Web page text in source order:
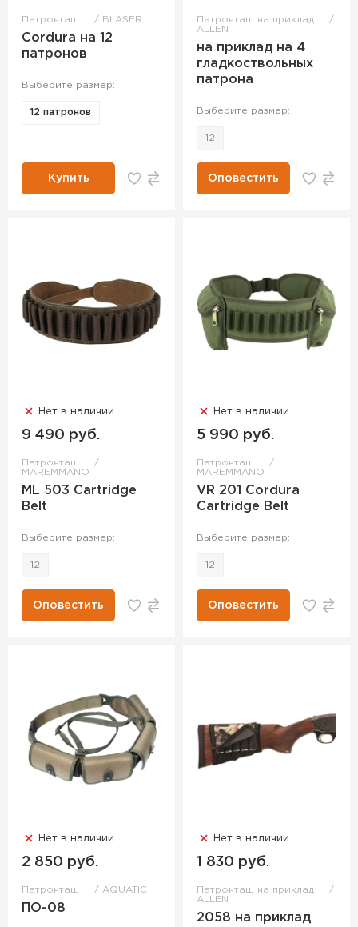
Патронташ BLASER
Cordura на 12
патронов
Выберите размер:
12 патронов
Купить
Патронташ на приклад
ALLEN
на приклад на 4
гладкоствольных
патрона
Выберите размер:
12
Оповестить
Нет в наличии
9 490 руб.
Патронташ
MAREMMANO
ML 503 Cartridge
Belt
Выберите размер:
12
Оповестить
Нет в наличии
5 990 руб.
Патронташ
MAREMMANO
VR 201 Cordura
Cartridge Belt
Выберите размер:
12
Оповестить
Нет в наличии
2 850 руб.
Патронташ AQUATIC
ПО-08
Нет в наличии
1 830 руб.
Патронташ на приклад
ALLEN
2058 на приклад